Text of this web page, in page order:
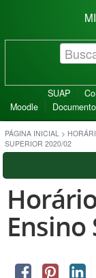
SUAP
Moodle
PÁGINA INICIAL >
SUPERIOR 2020/02